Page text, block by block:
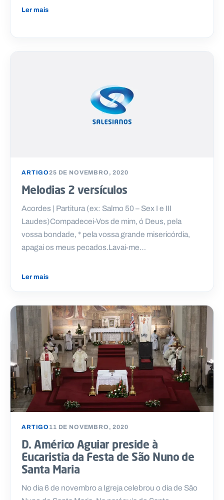
Ler mais
ARTIGO25 DE NOVEMBRO, 2020
Melodias 2 versículos
Acordes | Partitura (ex: Salmo 50 – Sex I e III
Laudes)Compadecei-Vos de mim, ó Deus, pela
vossa bondade, * pela vossa grande misericórdia,
apagai os meus pecados.Lavai-me…
Ler mais
ARTIGO11 DE NOVEMBRO, 2020
D. Américo Aguiar preside à
Eucaristia da Festa de São Nuno de
Santa Maria
No dia 6 de novembro a Igreja celebrou o dia de São